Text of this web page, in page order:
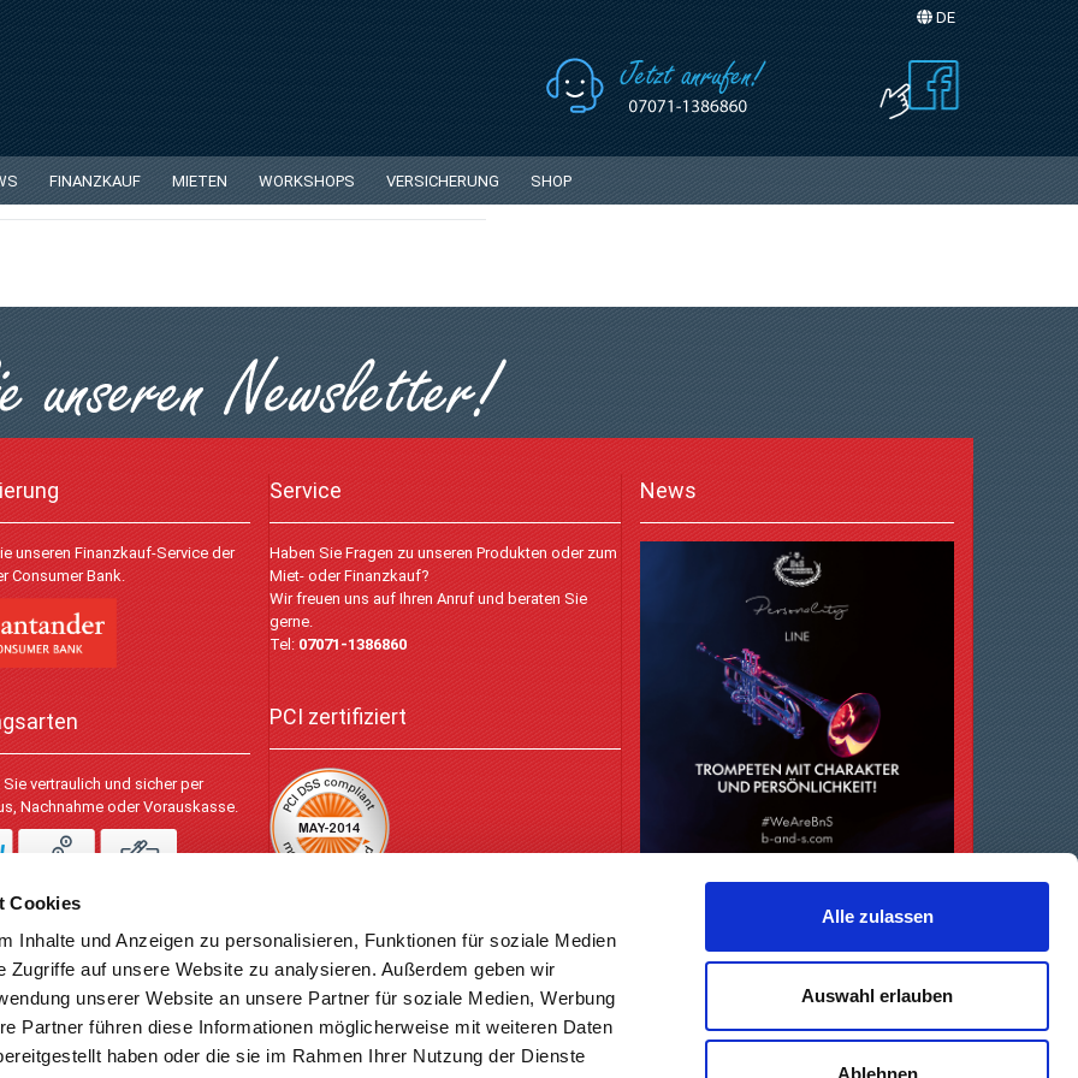
Cookies
Inhalte und Anzeigen zu personalisieren, Funktionen für soziale Medien
Zugriffe auf unsere Website zu analysieren. Außerdem geben wir
unserer Website an unsere Partner für soziale Medien, Werbung
Partner führen diese Informationen möglicherweise mit weiteren Daten
haben oder die sie im Rahmen Ihrer Nutzung der Dienste
Alle zulassen
Auswahl erlauben
Ablehnen
DE
Sprache auswählen
FINANZKAUF MIETEN WORKSHOPS VERSICHERUNG SHOP
2
unseren Finanzkauf-Service der
Consumer Bank.
Sie vertraulich und sicher per
Nachnahme oder Vorauskasse.
Service
Haben Sie Fragen zu unseren Produkten oder zum
Miet- oder Finanzkauf?
Wir freuen uns auf Ihren Anruf und beraten Sie
gerne.
Tel: 07071-1386860
PCI zertifiziert
News
© 2026